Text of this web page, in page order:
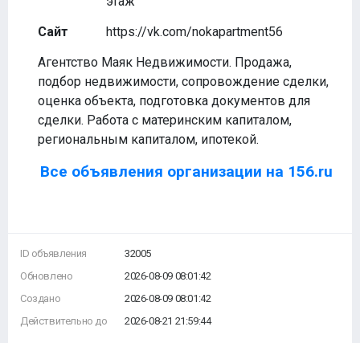
Сайт
https://vk.com/nokapartment56
Агентство Маяк Недвижимости. Продажа,
подбор недвижимости, сопровождение сделки,
оценка объекта, подготовка документов для
сделки. Работа с материнским капиталом,
региональным капиталом, ипотекой.
Все объявления организации на 156.ru
ID объявления
Обновлено
Создано
Действительно до
32005
2026-08-09 08:01:42
2026-08-09 08:01:42
2026-08-21 21:59:44